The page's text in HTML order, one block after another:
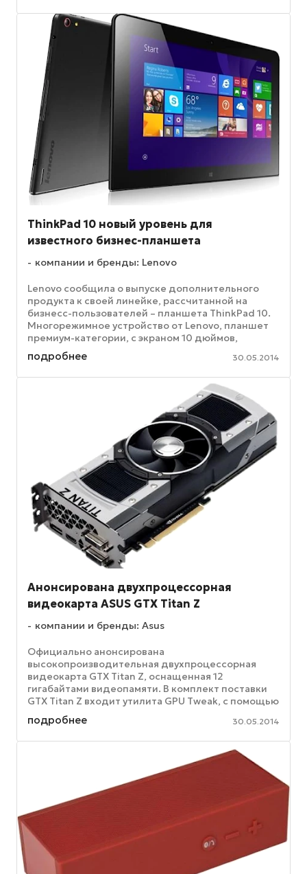
ThinkPad 10 новый уровень для
известного бизнес-планшета
компании и бренды: Lenovo
Lenovo сообщила о выпуске дополнительного
продукта к своей линейке, рассчитанной на
бизнесс-пользователей – планшета ThinkPad 10.
Многорежимное устройство от Lenovo, планшет
премиум-категории, с экраном 10 дюймов,
предоставляет весь спектр ...
подробнее 30.05.2014
Анонсирована двухпроцессорная
видеокарта ASUS GTX Titan Z
компании и бренды: Asus
Официально анонсирована
высокопроизводительная двухпроцессорная
видеокарта GTX Titan Z, оснащенная 12
гигабайтами видеопамяти. В комплект поставки
GTX Titan Z входит утилита GPU Tweak, с помощью
которой можно получить полный контроль над
графической ...
подробнее 30.05.2014